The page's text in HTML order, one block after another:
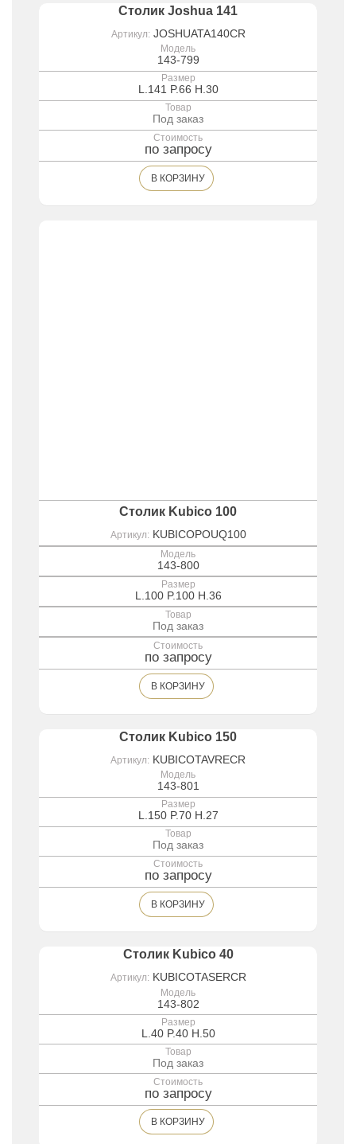
Столик Joshua 141
Артикул: JOSHUATA140CR
Модель
143-799
Размер
L.141 P.66 H.30
Товар
Под заказ
Стоимость
по запросу
В КОРЗИНУ
Столик Kubico 100
Артикул: KUBICOPOUQ100
Модель
143-800
Размер
L.100 P.100 H.36
Товар
Под заказ
Стоимость
по запросу
В КОРЗИНУ
Столик Kubico 150
Артикул: KUBICOTAVRECR
Модель
143-801
Размер
L.150 P.70 H.27
Товар
Под заказ
Стоимость
по запросу
В КОРЗИНУ
Столик Kubico 40
Артикул: KUBICOTASERCR
Модель
143-802
Размер
L.40 P.40 H.50
Товар
Под заказ
Стоимость
по запросу
В КОРЗИНУ